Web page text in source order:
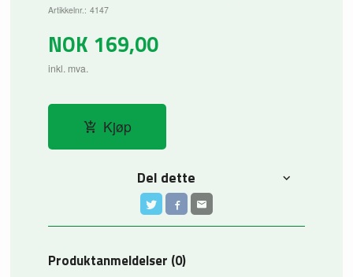
Artikkelnr.: 4147
NOK 169,00
inkl. mva.
Kjøp
Del dette
Produktanmeldelser (0)